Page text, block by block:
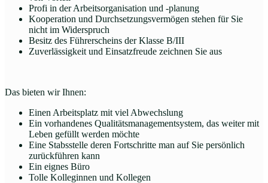
Profi in der Arbeitsorganisation und -planung
Kooperation und Durchsetzungsvermögen stehen für Sie
nicht im Widerspruch
Besitz des Führerscheins der Klasse B/III
Zuverlässigkeit und Einsatzfreude zeichnen Sie aus
Das bieten wir Ihnen:
Einen Arbeitsplatz mit viel Abwechslung
Ein vorhandenes Qualitätsmanagementsystem, das weiter mit
Leben gefüllt werden möchte
Eine Stabsstelle deren Fortschritte man auf Sie persönlich
zurückführen kann
Ein eignes Büro
Tolle Kolleginnen und Kollegen